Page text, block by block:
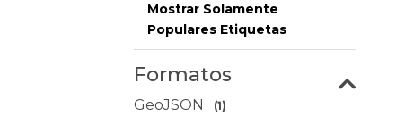
Mostrar Solamente
Populares Etiquetas
Formatos
GeoJSON (1)